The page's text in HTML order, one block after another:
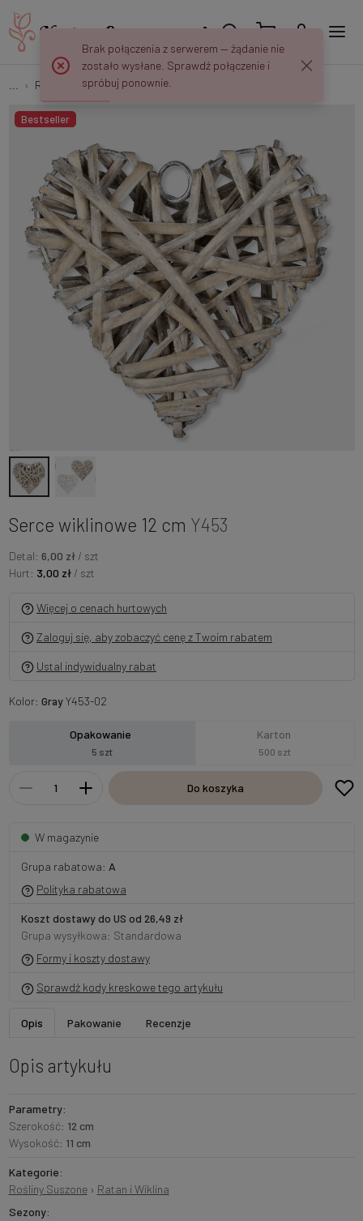
Ratan i Wiklina Serce wiklinowe 12 cm Y453
Bestseller
Serce wiklinowe 12 cm Y453
Detal: 6,00 zł / szt
Hurt: 3,00 zł / szt
Więcej o cenach hurtowych
Zaloguj się, aby zobaczyć cenę z Twoim rabatem
Ustal indywidualny rabat
Kolor: GrayY453-02
Opakowanie
5 szt
Karton
500 szt
Do koszyka
W magazynie
Grupa rabatowa: A
Polityka rabatowa
Koszt dostawy do US od 26,49 zł
Grupa wysyłkowa: Standardowa
Formy i koszty dostawy
Sprawdź kody kreskowe tego artykułu
Opis Pakowanie Recenzje
Opis artykułu
Parametry:
Szerokość: 12 cm
Wysokość: 11 cm
Kategorie:
Rośliny Suszone› Ratan i Wiklina
Sezony:
Brak połączenia z serwerem — żądanie nie
zostało wysłane. Sprawdź połączenie i
spróbuj ponownie.